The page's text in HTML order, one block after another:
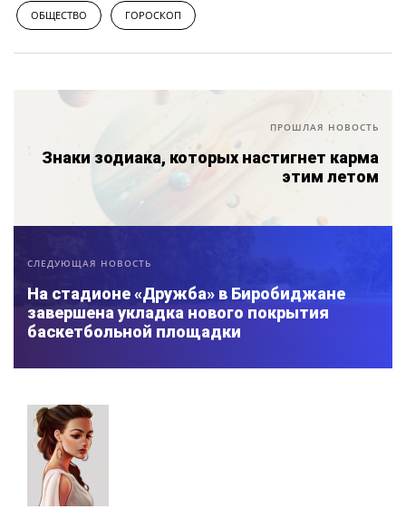
ОБЩЕСТВО ГОРОСКОП
ПРОШЛАЯ НОВОСТЬ
Знаки зодиака, которых настигнет карма
этим летом
СЛЕДУЮЩАЯ НОВОСТЬ
На стадионе «Дружба» в Биробиджане
завершена укладка нового покрытия
баскетбольной площадки